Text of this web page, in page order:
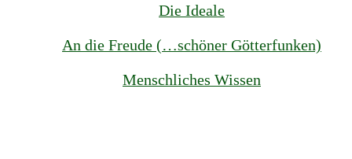
Die Ideale
An die Freude (…schöner Götterfunken)
Menschliches Wissen